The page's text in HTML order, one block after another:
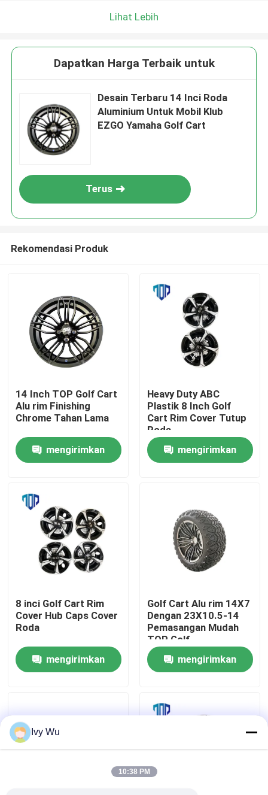
Rumah
Tentang kami
Tur Pabrik
Kontrol kualitas
Berita
Cermin Samping Kereta Golf
Penutup Roda Kereta Golf
Lihat Lebih
Dapatkan Harga Terbaik untuk
Desain Terbaru 14 Inci Roda
Aluminium Untuk Mobil Klub
EZGO Yamaha Golf Cart
Terus
Rekomendasi Produk
14 Inch TOP Golf Cart
Alu rim Finishing
Chrome Tahan Lama
mengirimkan
Heavy Duty ABC
Plastik 8 Inch Golf
Cart Rim Cover Tutup
Roda
mengirimkan
8 inci Golf Cart Rim
Cover Hub Caps Cover
Roda
mengirimkan
Golf Cart Alu rim 14X7
Dengan 23X10.5-14
Pemasangan Mudah
TOP Golf
mengirimkan
Ivy Wu
10:38 PM